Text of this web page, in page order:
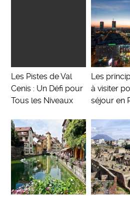
Les Pistes de Val
Cenis : Un Défi pour
Tous les Niveaux
Les
à visiter
séjour en